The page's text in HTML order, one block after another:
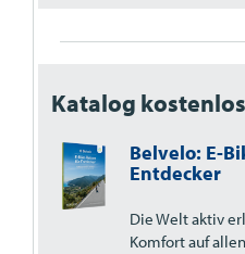
Katalog
Belvelo: E-
Entdecker
Die Welt aktiv
Komfort auf